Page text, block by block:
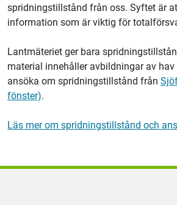
spridningstillstånd från oss. Syftet är
information som är viktig för
Lantmäteriet ger bara
material innehåller avbildningar av hav
ansöka om spridningstillstånd från
fönster).
Läs mer om spridningstillstånd och